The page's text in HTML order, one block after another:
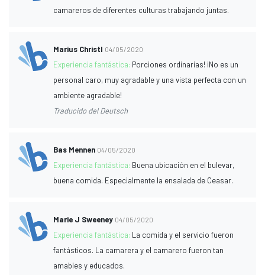
camareros de diferentes culturas trabajando juntas.
Marius Christl 04/05/2020
Experiencia fantástica: Porciones ordinarias! ¡No es un
personal caro, muy agradable y una vista perfecta con un
ambiente agradable!
Traducido del Deutsch
Bas Mennen 04/05/2020
Experiencia fantástica: Buena ubicación en el bulevar,
buena comida. Especialmente la ensalada de Ceasar.
Marie J Sweeney 04/05/2020
Experiencia fantástica: La comida y el servicio fueron
fantásticos. La camarera y el camarero fueron tan
amables y educados.